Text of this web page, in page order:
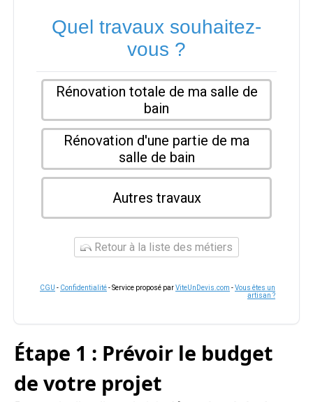
Quel travaux souhaitez-
vous ?
Rénovation totale de ma salle de
bain
Rénovation d'une partie de ma
salle de bain
Autres travaux
Retour à la liste des métiers
CGU - Confidentialité- Service proposé parViteUnDevis.com -Vous êtes un
artisan ?
Étape 1 : Prévoir le budget
de votre projet